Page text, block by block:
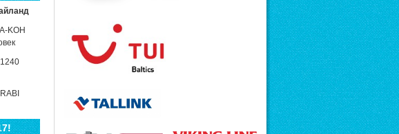
-KOH
1240